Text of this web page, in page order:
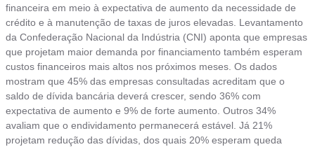
financeira em meio à expectativa de aumento da necessidade de
crédito e à manutenção de taxas de juros elevadas. Levantamento
da Confederação Nacional da Indústria (CNI) aponta que empresas
que projetam maior demanda por financiamento também esperam
custos financeiros mais altos nos próximos meses. Os dados
mostram que 45% das empresas consultadas acreditam que o
saldo de dívida bancária deverá crescer, sendo 36% com
expectativa de aumento e 9% de forte aumento. Outros 34%
avaliam que o endividamento permanecerá estável. Já 21%
projetam redução das dívidas, dos quais 20% esperam queda